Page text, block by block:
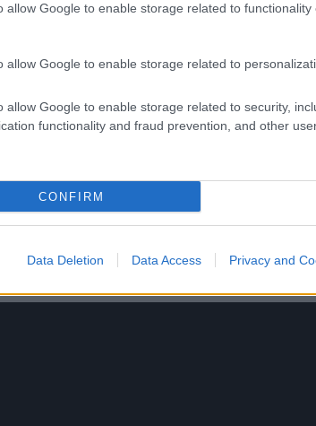
allow Google to enable storage related to functionality
allow Google to enable storage related to
allow Google to enable storage related to security,
functionality and fraud prevention, and other
CONFIRM
Data Deletion Data Access Privacy and
incalzanti le possono fare solo
no?”.
il suo supporto per la decisione
agire liberamente: “Invito l’ex capitano
resistere! Se vuole andare a
a questi diktat.” Il conduttore ha
per i suoi rapporti con la Russia:
Putin, adesso rompono i coglioni a